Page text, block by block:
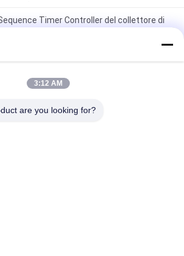
Timer Controller del collettore di
retto Jet Valve For Dust Collector di
ad angolo retto di impulso di DMF-
3:12 AM
are you looking for?